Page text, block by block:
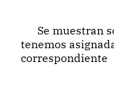
Se muestran
tenemos
correspondiente